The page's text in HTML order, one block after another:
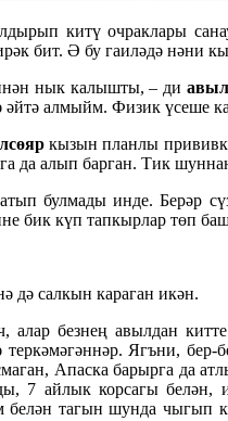
китү очраклары
бит. Ә бу гаиләдә нәни
нык калышты, – ди
әйтә алмыйм. Физик үсеше
кызын планлы
да алып барган. Тик
булмады инде. Берәр
бик күп тапкырлар төп
дә салкын караган икән.
алар безнең авылдан
теркәмәгәннәр. Ягъни,
Апаска барырга да
7 айлык корсагы белән,
белән тагын шунда чыгып